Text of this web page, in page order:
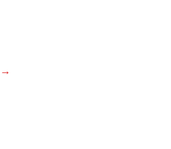
→